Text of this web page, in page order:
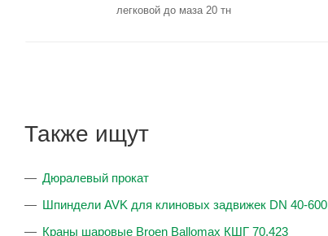
легковой до маза 20 тн
Также ищут
Дюралевый прокат
Шпиндели AVK для клиновых задвижек DN 40-600
Краны шаровые Broen Ballomax КШГ 70.423